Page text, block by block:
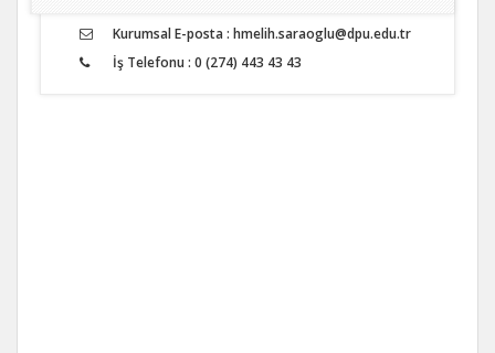
Kurumsal E-posta : hmelih.saraoglu@dpu.edu.tr
İş Telefonu : 0 (274) 443 43 43